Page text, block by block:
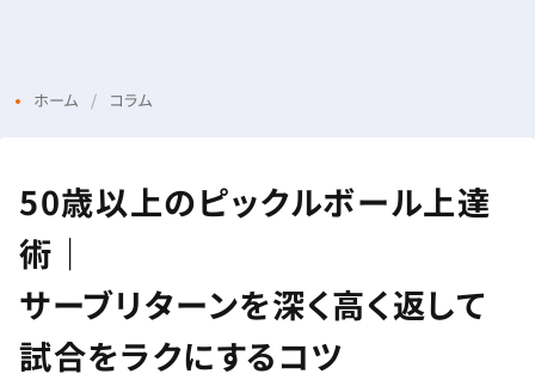
ホーム コラム
50歳以上のピックルボール上達
術｜
サーブリターンを深く高く返して
試合をラクにするコツ